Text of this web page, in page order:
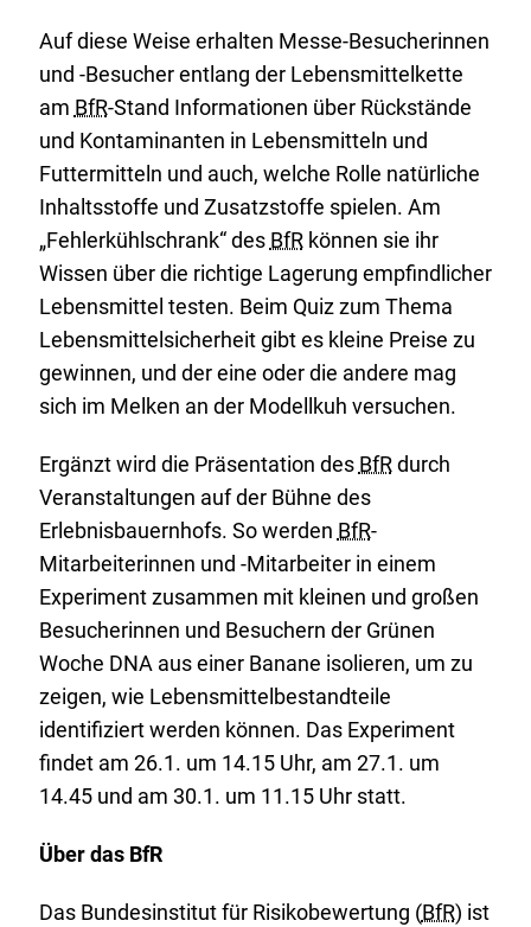
Auf diese Weise erhalten Messe-Besucherinnen
und -Besucher entlang der Lebensmittelkette
am BfR-Stand Informationen über Rückstände
und Kontaminanten in Lebensmitteln und
Futtermitteln und auch, welche Rolle natürliche
Inhaltsstoffe und Zusatzstoffe spielen. Am
„Fehlerkühlschrank“ des BfRkönnen sie ihr
Wissen über die richtige Lagerung empfindlicher
Lebensmittel testen. Beim Quiz zum Thema
Lebensmittelsicherheit gibt es kleine Preise zu
gewinnen, und der eine oder die andere mag
sich im Melken an der Modellkuh versuchen.
Ergänzt wird die Präsentation des BfRdurch
Veranstaltungen auf der Bühne des
Erlebnisbauernhofs. So werden BfR-
Mitarbeiterinnen und -Mitarbeiter in einem
Experiment zusammen mit kleinen und großen
Besucherinnen und Besuchern der Grünen
Woche DNA aus einer Banane isolieren, um zu
zeigen, wie Lebensmittelbestandteile
identifiziert werden können. Das Experiment
findet am 26.1. um 14.15 Uhr, am 27.1. um
14.45 und am 30.1. um 11.15 Uhr statt.
Über das BfR
Das Bundesinstitut für Risikobewertung (BfR) ist